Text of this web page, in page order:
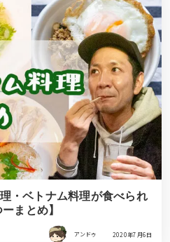
・ベトナム料理が食べられ
まとめ】
アンドゥ 2020年7月6日